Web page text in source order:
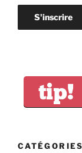
tip!
CATÉGORIES